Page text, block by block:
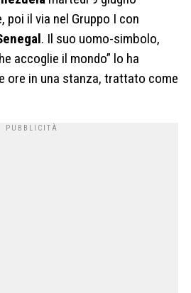
poi il via nel Gruppo I con
. Il suo uomo-simbolo,
accoglie il mondo” lo ha
ore in una stanza, trattato come